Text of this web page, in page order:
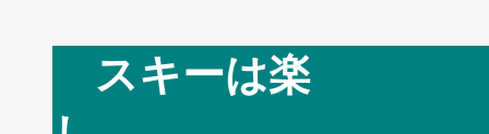
スキーは楽